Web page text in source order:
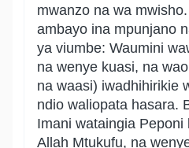
mwanzo na wa
ambayo ina mpunjano
ya viumbe: Waumini
na wenye kuasi, na
na waasi) iwadhihirikie
ndio waliopata hasara.
Imani wataingia Peponi
Allah Mtukufu, na